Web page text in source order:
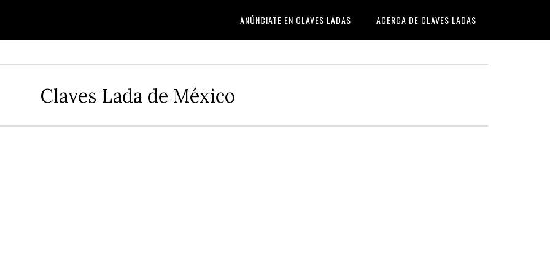
ANÚNCIATE EN CLAVES LADAS ACERCA DE CLAVES LADAS
Claves Lada de México